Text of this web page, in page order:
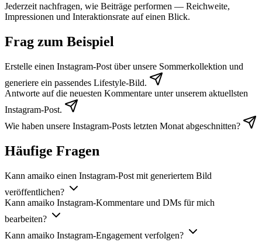
Jederzeit nachfragen, wie Beiträge performen — Reichweite,
Impressionen und Interaktionsrate auf einen Blick.
Frag zum Beispiel
Erstelle einen Instagram-Post über unsere Sommerkollektion und
generiere ein passendes Lifestyle-Bild.
Antworte auf die neuesten Kommentare unter unserem aktuellsten
Instagram-Post.
Wie haben unsere Instagram-Posts letzten Monat abgeschnitten?
Häufige Fragen
Kann amaiko einen Instagram-Post mit generiertem Bild
veröffentlichen?
Kann amaiko Instagram-Kommentare und DMs für mich
bearbeiten?
Kann amaiko Instagram-Engagement verfolgen?